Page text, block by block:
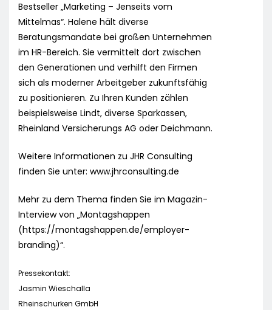
Bestseller „Marketing – Jenseits vom
Mittelmas“. Halene hält diverse
Beratungsmandate bei großen Unternehmen
im HR-Bereich. Sie vermittelt dort zwischen
den Generationen und verhilft den Firmen
sich als moderner Arbeitgeber zukunftsfähig
zu positionieren. Zu Ihren Kunden zählen
beispielsweise Lindt, diverse Sparkassen,
Rheinland Versicherungs AG oder Deichmann.
Weitere Informationen zu JHR Consulting
finden Sie unter: www.jhrconsulting.de
Mehr zu dem Thema finden Sie im Magazin-
Interview von „Montagshappen
(https://montagshappen.de/employer-
branding)“.
Pressekontakt:
Jasmin Wieschalla
Rheinschurken GmbH